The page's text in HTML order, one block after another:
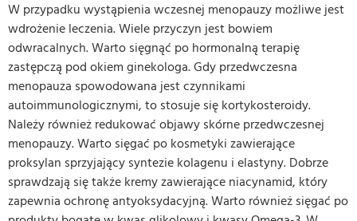
W przypadku wystąpienia wczesnej menopauzy możliwe jest
wdrożenie leczenia. Wiele przyczyn jest bowiem
odwracalnych. Warto sięgnąć po hormonalną terapię
zastępczą pod okiem ginekologa. Gdy przedwczesna
menopauza spowodowana jest czynnikami
autoimmunologicznymi, to stosuje się kortykosteroidy.
Należy również redukować objawy skórne przedwczesnej
menopauzy. Warto sięgać po kosmetyki zawierające
proksylan sprzyjający syntezie kolagenu i elastyny. Dobrze
sprawdzają się także kremy zawierające niacynamid, który
zapewnia ochronę antyoksydacyjną. Warto również sięgać po